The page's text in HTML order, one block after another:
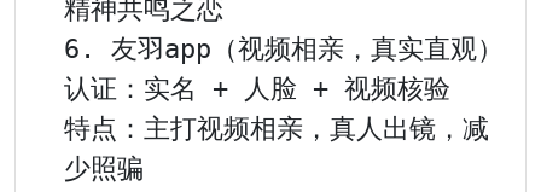
精神共鸣之恋
6. 友羽app（视频相亲，真实直观）
认证：实名 + 人脸 + 视频核验
特点：主打视频相亲，真人出镜，减
少照骗